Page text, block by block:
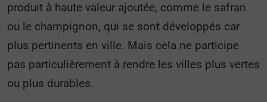
produit à haute valeur ajoutée, comme le safran
ou le champignon, qui se sont développés car
plus pertinents en ville. Mais cela ne participe
pas particulièrement à rendre les villes plus vertes
ou plus durables.